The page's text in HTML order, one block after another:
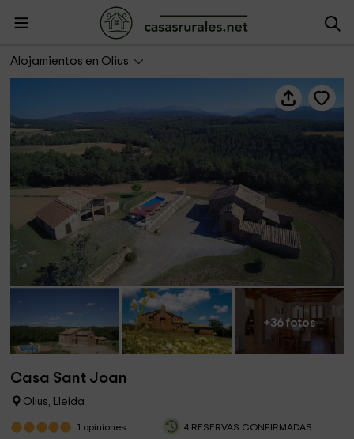
Alojamientos en Olius
+36 fotos
Casa Sant Joan
Olius, Lleida
1 opiniones 4 RESERVAS CONFIRMADAS